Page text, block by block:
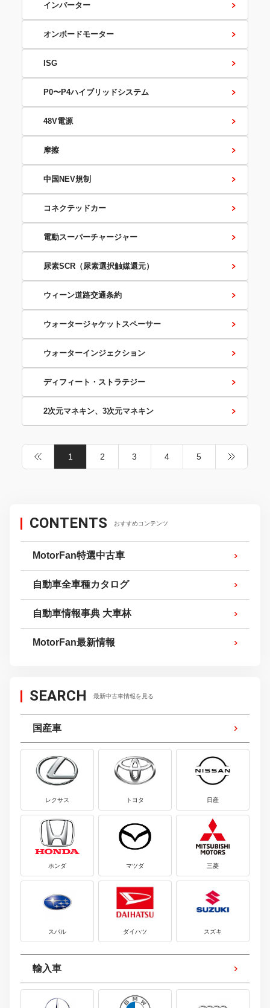
インバーター
オンボードモーター
ISG
P0〜P4ハイブリッドシステム
48V電源
摩擦
中国NEV規制
コネクテッドカー
電動スーパーチャージャー
尿素SCR（尿素選択触媒還元）
ウィーン道路交通条約
ウォータージャケットスペーサー
ウォーターインジェクション
ディフィート・ストラテジー
2次元マネキン、3次元マネキン
1 2 3 4 5
CONTENTS おすすめコンテンツ
MotorFan特選中古車
自動車全車種カタログ
自動車情報事典 大車林
MotorFan最新情報
SEARCH 最新中古車情報を見る
国産車
レクサス トヨタ 日産
ホンダ マツダ 三菱
スバル ダイハツ スズキ
輸入車